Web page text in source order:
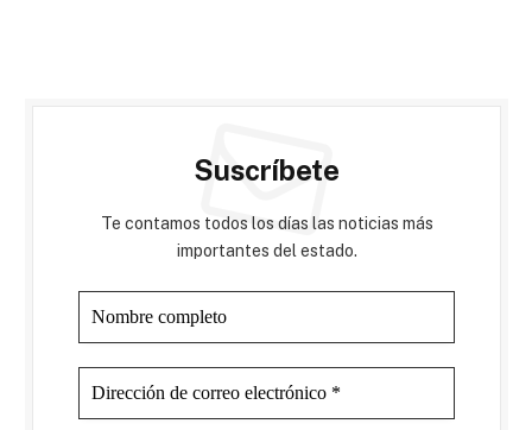
Suscríbete
Te contamos todos los días las noticias más
importantes del estado.